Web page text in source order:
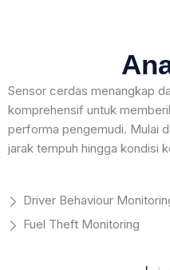
Sensor cerdas menangkap
komprehensif untuk
performa pengemudi. Mulai
jarak tempuh hingga kondisi
Driver Behaviour
Fuel Theft Monitoring